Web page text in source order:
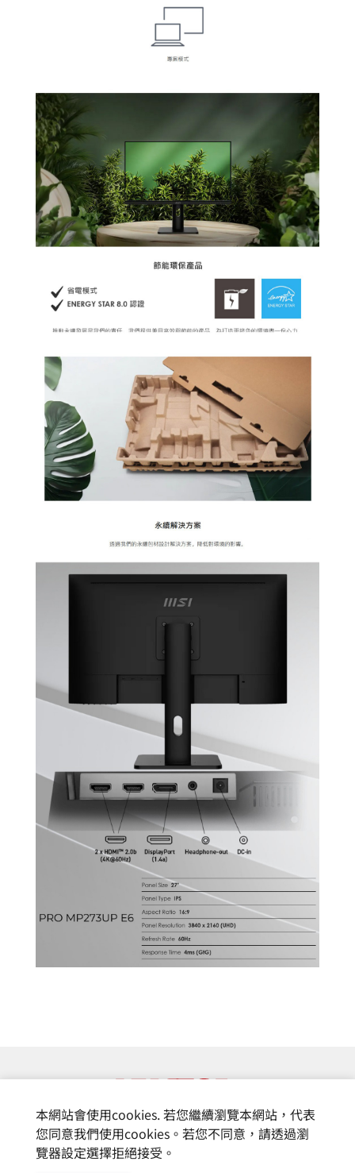
本網站會使用cookies. 若您繼續瀏覽本網站，代表
您同意我們使用cookies。若您不同意，請透過瀏
覽器設定選擇拒絕接受。